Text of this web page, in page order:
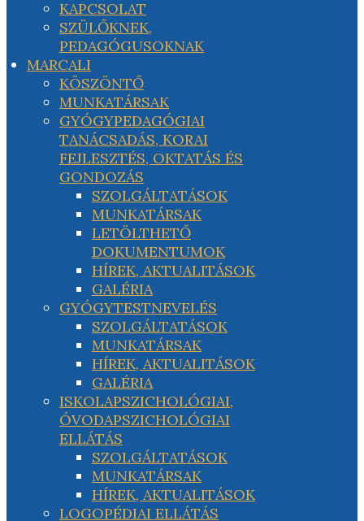
KAPCSOLAT
SZÜLŐKNEK,
PEDAGÓGUSOKNAK
MARCALI
KÖSZÖNTŐ
MUNKATÁRSAK
GYÓGYPEDAGÓGIAI
TANÁCSADÁS, KORAI
FEJLESZTÉS, OKTATÁS ÉS
GONDOZÁS
SZOLGÁLTATÁSOK
MUNKATÁRSAK
LETÖLTHETŐ
DOKUMENTUMOK
HÍREK, AKTUALITÁSOK
GALÉRIA
GYÓGYTESTNEVELÉS
SZOLGÁLTATÁSOK
MUNKATÁRSAK
HÍREK, AKTUALITÁSOK
GALÉRIA
ISKOLAPSZICHOLÓGIAI,
ÓVODAPSZICHOLÓGIAI
ELLÁTÁS
SZOLGÁLTATÁSOK
MUNKATÁRSAK
HÍREK, AKTUALITÁSOK
LOGOPÉDIAI ELLÁTÁS